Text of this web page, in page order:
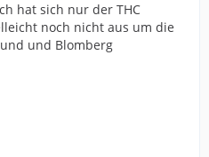
hat sich nur der THC
noch nicht aus um die
und Blomberg